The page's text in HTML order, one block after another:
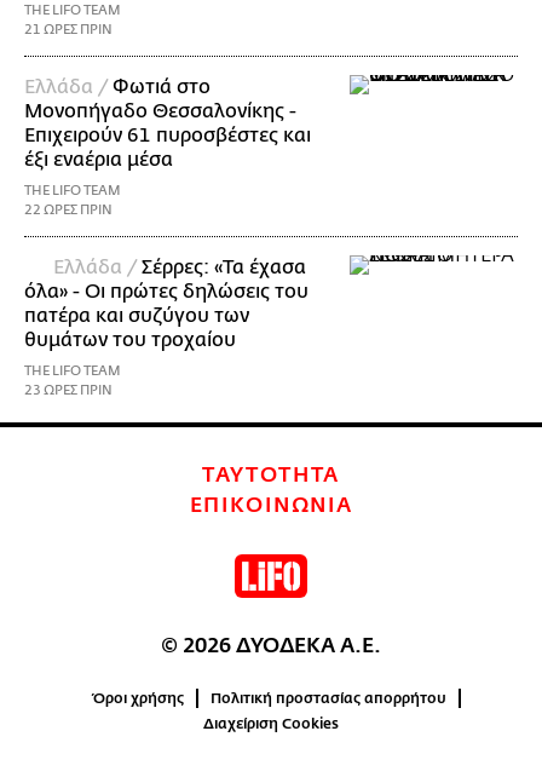
THE LIFO TEAM
21 ΩΡΕΣ ΠΡΙΝ
Ελλάδα /Φωτιά στο
Μονοπήγαδο Θεσσαλονίκης -
Επιχειρούν 61 πυροσβέστες και
έξι εναέρια μέσα
THE LIFO TEAM
22 ΩΡΕΣ ΠΡΙΝ
Ελλάδα /Σέρρες: «Τα έχασα
όλα» - Οι πρώτες δηλώσεις του
πατέρα και συζύγου των
θυμάτων του τροχαίου
THE LIFO TEAM
23 ΩΡΕΣ ΠΡΙΝ
ΤΑΥΤΟΤΗΤΑ
ΕΠΙΚΟΙΝΩΝΙΑ
© 2026 ΔΥΟΔΕΚΑ Α.Ε.
Όροι χρήσης
Πολιτική προστασίας απορρήτου
Διαχείριση Cookies